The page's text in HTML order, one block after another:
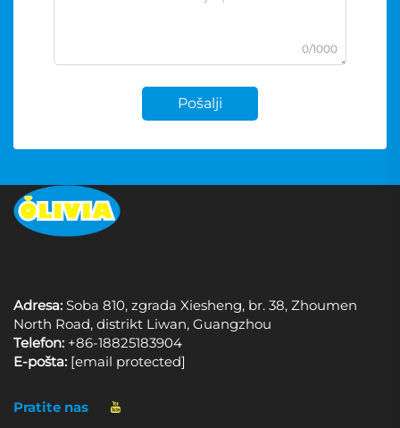
0/1000
Pošalji
Adresa: Soba 810, zgrada Xiesheng, br. 38, Zhoumen
North Road, distrikt Liwan, Guangzhou
Telefon: +86-18825183904
E-pošta: [email protected]
Pratite nas